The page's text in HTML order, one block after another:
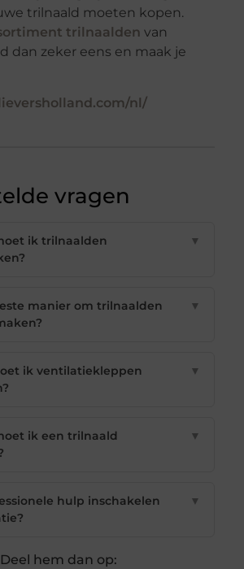
trilnaald moeten kopen.
trilnaalden van
dan zeker eens en maak je
nl/
vragen
ik trilnaalden
▼
manier om trilnaalden
▼
ik ventilatiekleppen
▼
ik een trilnaald
▼
hulp inschakelen
▼
hem dan op: